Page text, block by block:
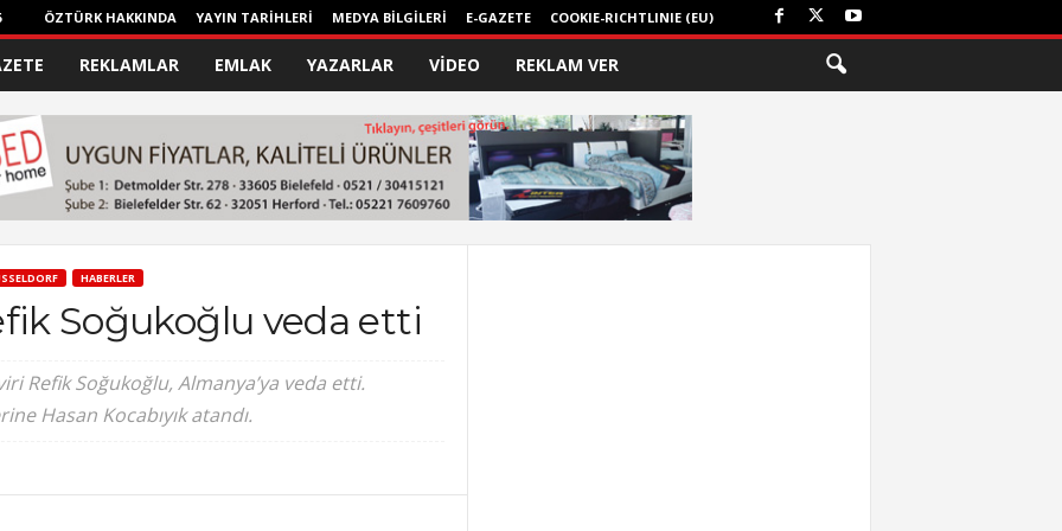
ÖZTÜRK HAKKINDA YAYIN TARİHLERİ MEDYA BİLGİLERİ E-GAZETE COOKIE-RICHTLINIE (EU)
REKLAMLAR EMLAK YAZARLAR VİDEO REKLAM VER
HABERLER
Soğukoğlu veda etti
Refik Soğukoğlu, Almanya’ya veda etti.
Hasan Kocabıyık atandı.